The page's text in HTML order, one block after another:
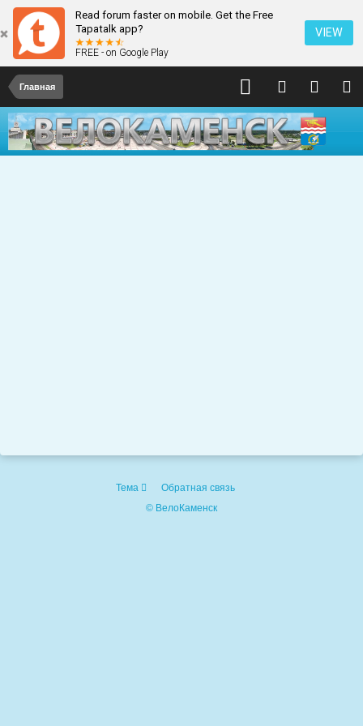
Read forum faster on mobile. Get the Free
Tapatalk app?
FREE - on Google Play
VIEW
Главная
Тема
Обратная связь
© ВелоКаменск